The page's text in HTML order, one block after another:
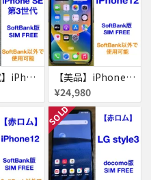
【第3世代】iPhone SE 64GB 赤ロム
【美品】iPhone12 64GB 赤ロム
¥24,980
SOLD